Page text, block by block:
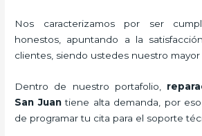
Nos caracterizamos por ser
honestos, apuntando a la
clientes, siendo ustedes nuestro mayor
Dentro de nuestro portafolio,
San Juantiene alta demanda, por
de programar tu cita para el soporte